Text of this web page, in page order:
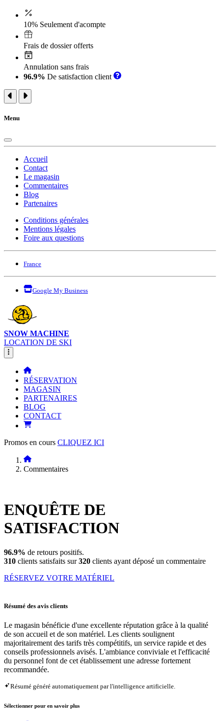
10% Seulement d'acompte
Frais de dossier offerts
Annulation sans frais
96.9% De satisfaction client
Menu
Accueil
Contact
Le magasin
Commentaires
Blog
Partenaires
Conditions générales
Mentions légales
Foire aux questions
France
Google My Business
SNOW MACHINE
LOCATION DE SKI
RÉSERVATION
MAGASIN
PARTENAIRES
BLOG
CONTACT
Promos en cours CLIQUEZ ICI
Commentaires
ENQUÊTE DE
SATISFACTION
96.9% de retours positifs.
310 clients satisfaits sur320 clients ayant déposé un commentaire
RÉSERVEZ VOTRE MATÉRIEL
Résumé des avis clients
Le magasin bénéficie d'une excellente réputation grâce à la qualité
de son accueil et de son matériel. Les clients soulignent
majoritairement des tarifs très compétitifs, un service rapide et des
conseils professionnels avisés. L'ambiance conviviale et l'efficacité
du personnel font de cet établissement une adresse fortement
recommandée.
Résumé généré automatiquement par l'intelligence artificielle.
Sélectionner pour en savoir plus